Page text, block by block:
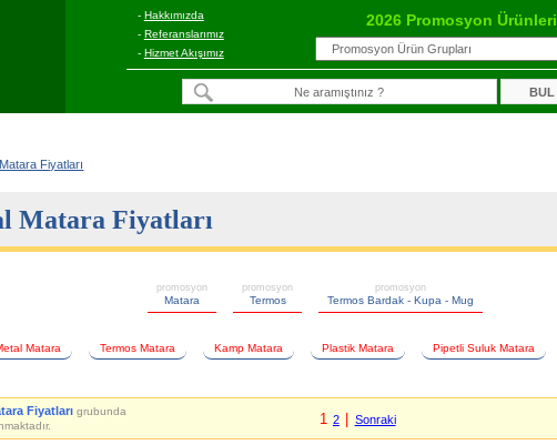
- Hakkımızda
- Referanslarımız
- Hizmet Akışımız
2026 Promosyon Ürünleri
Fiyatları
Matara Fiyatları
promosyon
Matara
promosyon
Termos
promosyon
Termos Bardak - Kupa - Mug
Matara Termos Matara Kamp Matara Plastik Matara Pipetli Suluk Matara
Fiyatlarıgrubunda 1 2| Sonraki